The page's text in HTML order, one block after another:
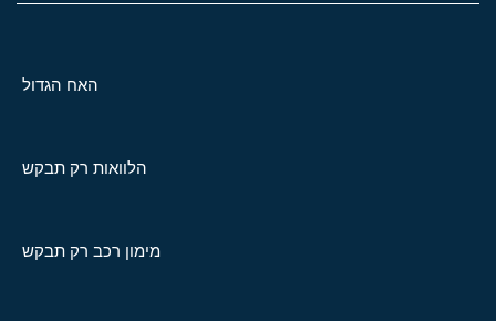
האח הגדול
הלוואות רק תבקש
מימון רכב רק תבקש